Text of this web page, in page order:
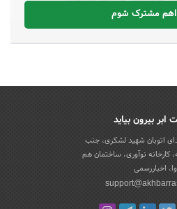
مشترک شوم
ابر بیرون بیاید
اتوبان شهید لشکری، جنب
کارخانه نوآوری، ساختمان هم
اخباررسمی